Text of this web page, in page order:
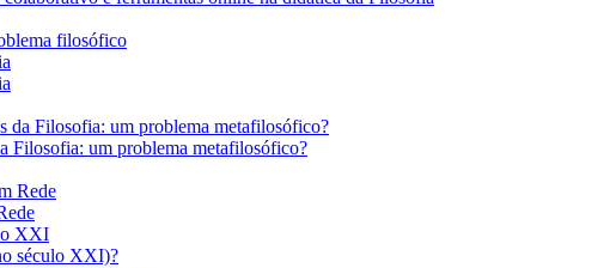
filosófico
da Filosofia: um problema metafilosófico?
Filosofia: um problema metafilosófico?
Rede
XXI
século XXI)?